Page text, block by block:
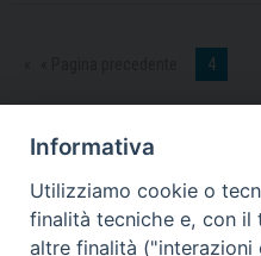
4
Contatti
Sede Legale
Vico Sant’Anna 1 – 80053
Informativa
Utilizziamo cookie o
finalità tecniche e, con il
altre finalità ("interazioni